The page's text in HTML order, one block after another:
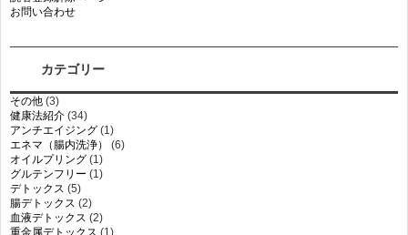
お問い合わせ
カテゴリー
その他 (3)
健康法紹介 (34)
アンチエイジング (1)
エネマ（腸内洗浄）
(6)
オイルプリング (1)
グルテンフリー (1)
デトックス (5)
腸デトックス (2)
血液デトックス (2)
重金属デトックス (1)